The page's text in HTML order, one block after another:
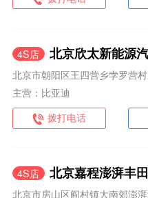
4S店 北京欣太新能源汽车
北京市朝阳区王四营乡孛罗营
主营：比亚迪
拨打电话
4S店 北京嘉程澎湃丰田汽
北京市房山区阎村镇大南郊澎